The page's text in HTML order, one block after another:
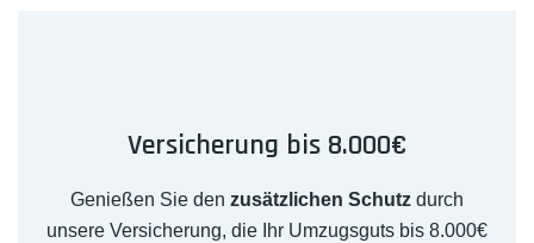
Versicherung bis 8.000€
Genießen Sie den zusätzlichen Schutz durch
unsere Versicherung, die Ihr Umzugsguts bis 8.000€